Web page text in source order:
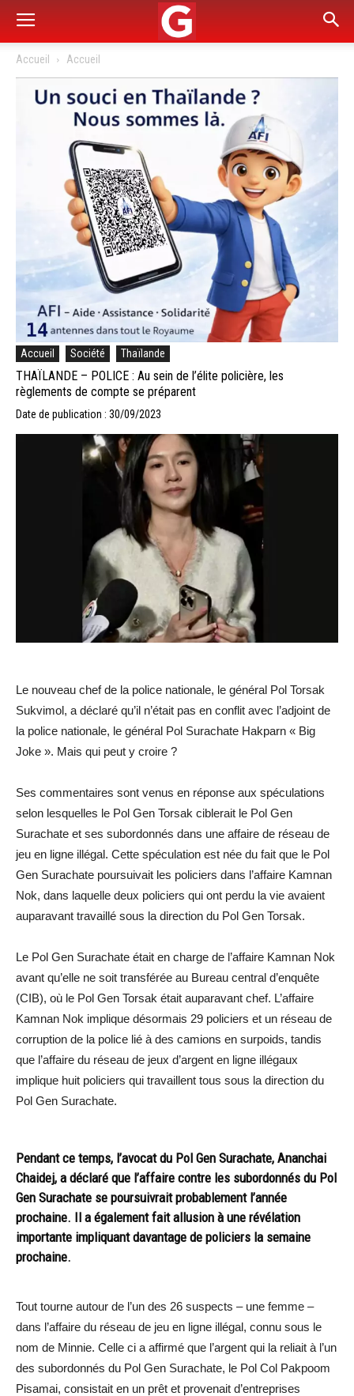
Accueil Accueil
Accueil Société Thaïlande
THAÏLANDE – POLICE : Au sein de l’élite policière, les
règlements de compte se préparent
Date de publication : 30/09/2023
Le nouveau chef de la police nationale, le général Pol Torsak
Sukvimol, a déclaré qu’il n’était pas en conflit avec l’adjoint de
la police nationale, le général Pol Surachate Hakparn « Big
Joke ». Mais qui peut y croire ?
Ses commentaires sont venus en réponse aux spéculations
selon lesquelles le Pol Gen Torsak ciblerait le Pol Gen
Surachate et ses subordonnés dans une affaire de réseau de
jeu en ligne illégal. Cette spéculation est née du fait que le Pol
Gen Surachate poursuivait les policiers dans l’affaire Kamnan
Nok, dans laquelle deux policiers qui ont perdu la vie avaient
auparavant travaillé sous la direction du Pol Gen Torsak.
Le Pol Gen Surachate était en charge de l’affaire Kamnan Nok
avant qu’elle ne soit transférée au Bureau central d’enquête
(CIB), où le Pol Gen Torsak était auparavant chef. L’affaire
Kamnan Nok implique désormais 29 policiers et un réseau de
corruption de la police lié à des camions en surpoids, tandis
que l’affaire du réseau de jeux d’argent en ligne illégaux
implique huit policiers qui travaillent tous sous la direction du
Pol Gen Surachate.
Pendant ce temps, l’avocat du Pol Gen Surachate, Ananchai
Chaidej, a déclaré que l’affaire contre les subordonnés du Pol
Gen Surachate se poursuivrait probablement l’année
prochaine. Il a également fait allusion à une révélation
importante impliquant davantage de policiers la semaine
prochaine.
Tout tourne autour de l’un des 26 suspects – une femme –
dans l’affaire du réseau de jeu en ligne illégal, connu sous le
nom de Minnie. Celle ci a affirmé que l’argent qui la reliait à l’un
des subordonnés du Pol Gen Surachate, le Pol Col Pakpoom
Pisamai, consistait en un prêt et provenait d’entreprises